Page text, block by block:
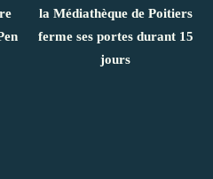
la Médiathèque de Poitiers
ferme ses portes durant 15
jours